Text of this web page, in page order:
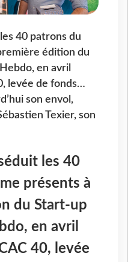
40 patrons du
édition du
en avril
levée de fonds…
son envol,
Texier, son
les 40
présents à
du Start-up
en avril
40, levée